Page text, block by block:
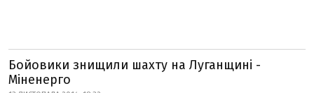
Бойовики знищили шахту на Луганщині -
Міненерго